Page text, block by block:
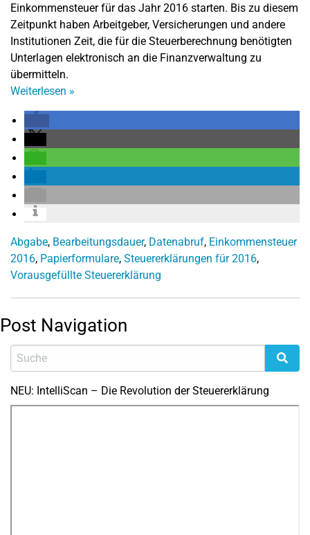
Einkommensteuer für das Jahr 2016 starten. Bis zu diesem
Zeitpunkt haben Arbeitgeber, Versicherungen und andere
Institutionen Zeit, die für die Steuerberechnung benötigten
Unterlagen elektronisch an die Finanzverwaltung zu
übermitteln.
Weiterlesen »
Abgabe, Bearbeitungsdauer, Datenabruf, Einkommensteuer
2016, Papierformulare, Steuererklärungen für 2016,
Vorausgefüllte Steuererklärung
Post Navigation
NEU: IntelliScan – Die Revolution der Steuererklärung